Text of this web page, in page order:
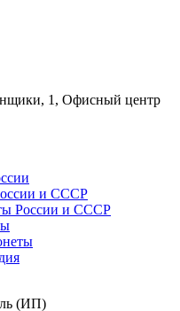
1, Офисный центр
и СССР
России и СССР
(ИП)